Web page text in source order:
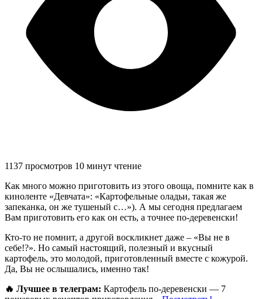
1137 просмотров 10 минут чтение
Как много можно приготовить из этого овоща, помните как в
киноленте «Девчата»: «Картофельные оладьи, такая же
запеканка, он же тушеный с…»). А мы сегодня предлагаем
Вам приготовить его как он есть, а точнее по-деревенски!
Кто-то не помнит, а другой воскликнет даже – «Вы не в
себе!?». Но самый настоящий, полезный и вкусный
картофель, это молодой, приготовленный вместе с кожурой.
Да, Вы не ослышались, именно так!
🔥 Лучшее в телеграм: Картофель по-деревенски — 7